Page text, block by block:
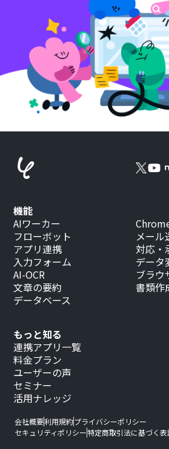
もっと知る
連携アプリ一覧
料金プラン
ユーザーの声
セミナー
活用ナレッジ
機能
AIワーカー
フローボット
アプリ連携
入力フォーム
AI-OCR
文章の要約
データベース
メール
対応・
データ
ブラウ
書類作
会社概要利用規約プライバシーポリシー
セキュリティポリシー特定商取引法に基づく表